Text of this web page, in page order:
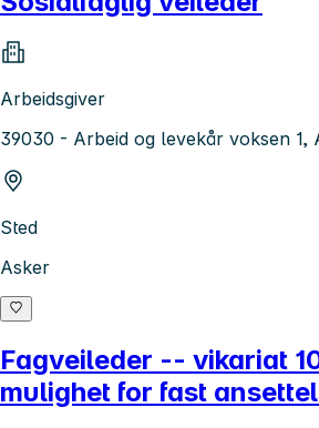
Arbeidsgiver
39030 - Arbeid og levekår voksen 1,
Sted
Asker
Fagveileder -- vikariat
mulighet for fast